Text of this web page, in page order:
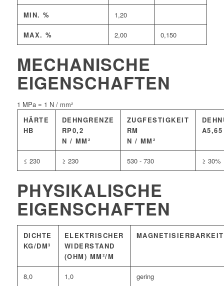
MIN. % 1,20
MAX. % 2,00 0,150
MECHANISCHE
EIGENSCHAFTEN
1 MPa = 1 N / mm²
HÄRTE
HB
DEHNGRENZE
RP0,2
N / MM²
ZUGFESTIGKEIT
RM
N / MM²
A5,65
≤ 230 ≥ 230 530 - 730 ≥ 30%
PHYSIKALISCHE
EIGENSCHAFTEN
DICHTE
KG/DM³
ELEKTRISCHER
WIDERSTAND
(OHM) MM²/M
MAGNETISIERBARKEIT
8,0 1,0 gering